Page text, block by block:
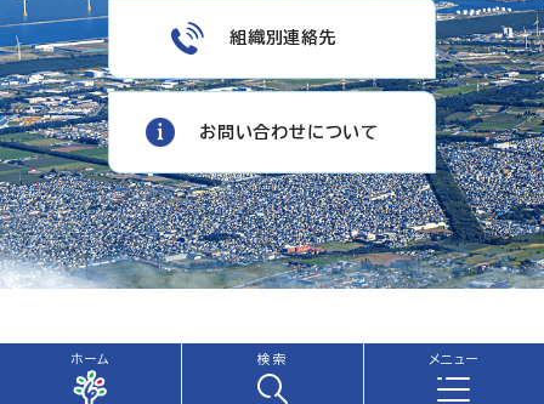
ホーム 検索 メニュー
組織別連絡先
お問い合わせについて